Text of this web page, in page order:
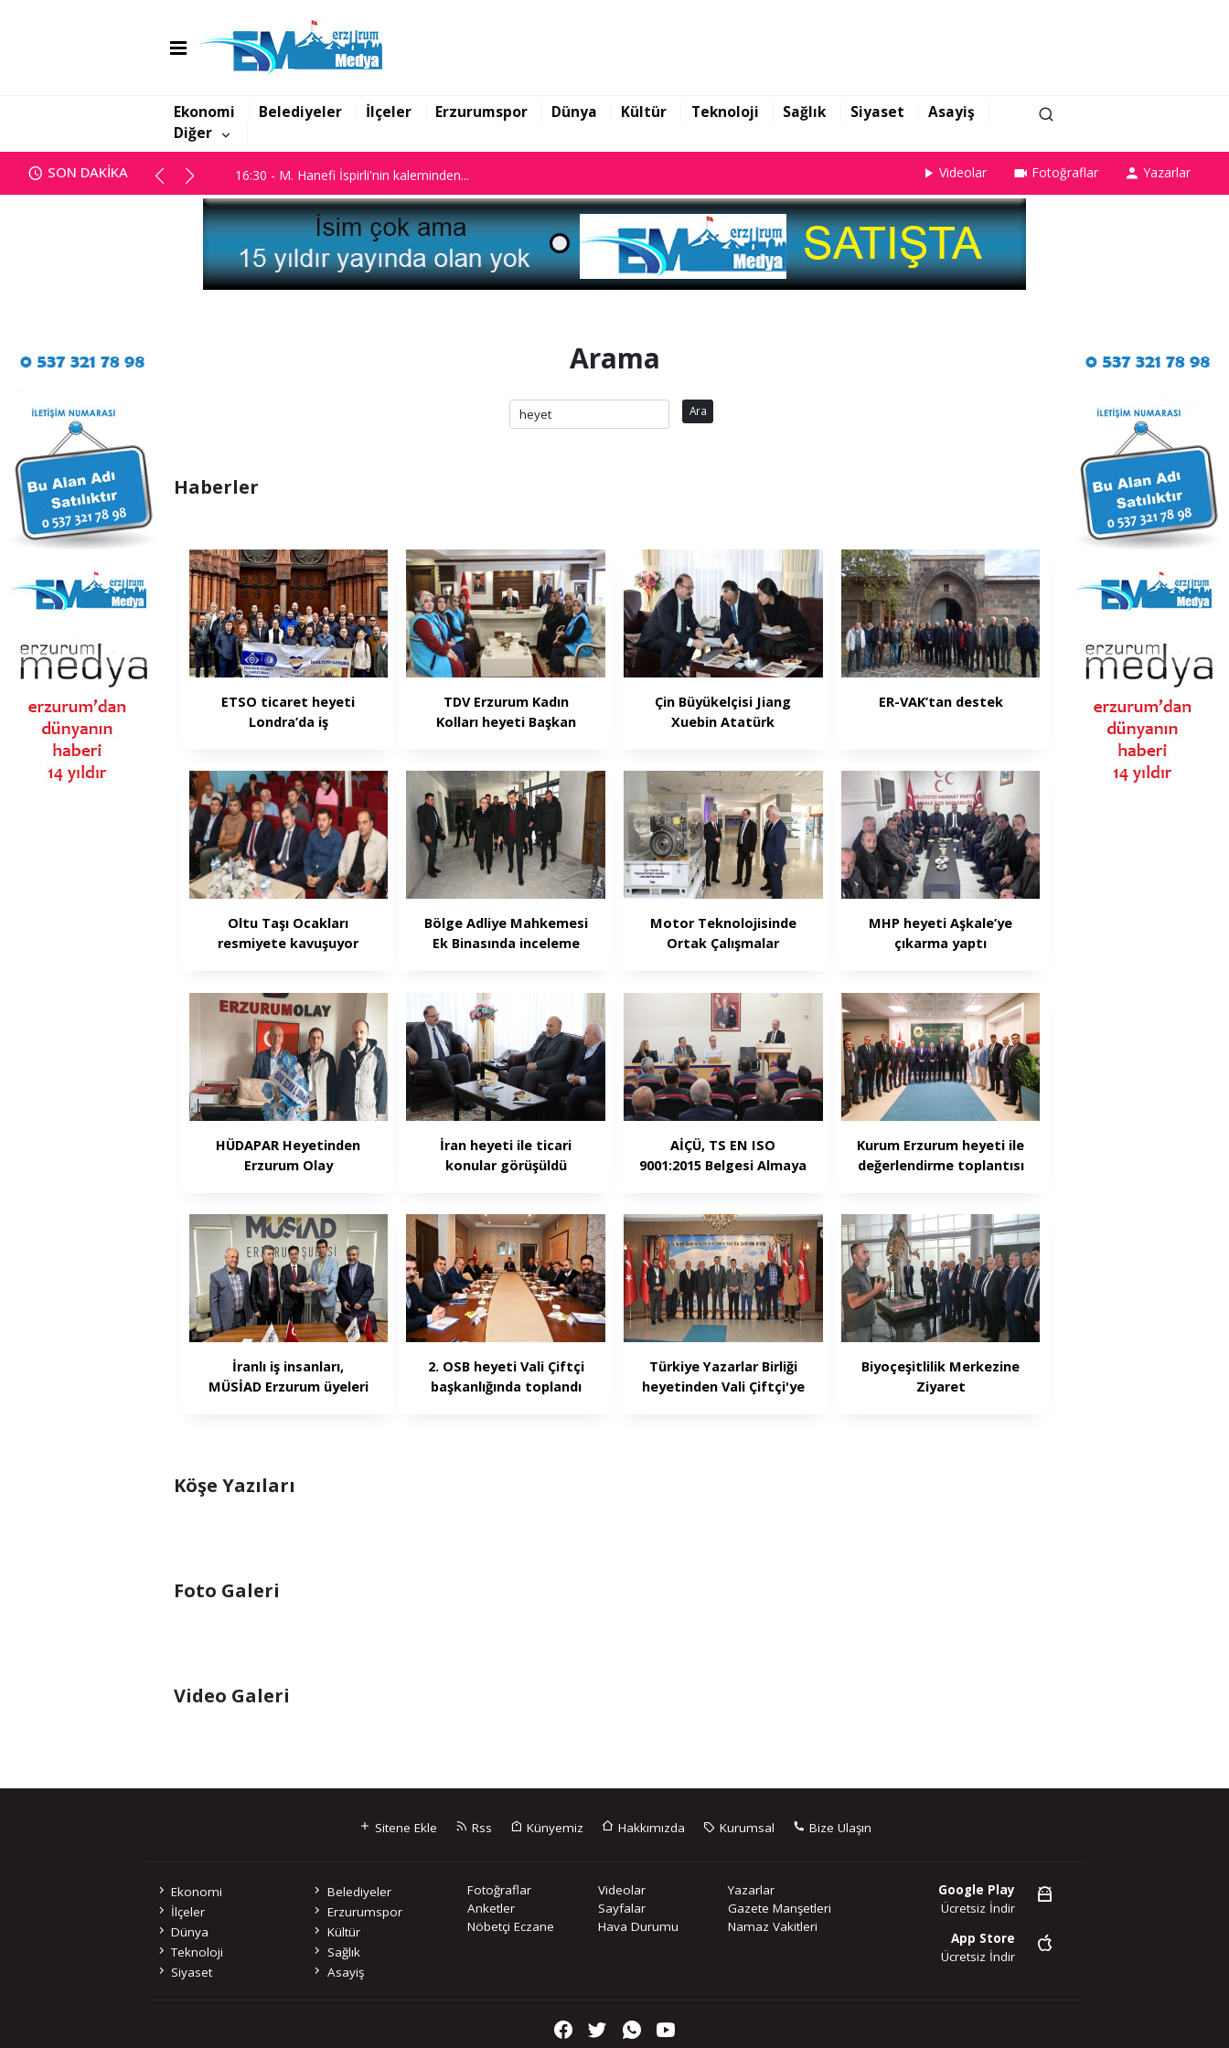
Ekonomi Belediyeler İlçeler Erzurumspor Dünya Kültür Teknoloji Sağlık Siyaset
Asayiş
Diğer
SON DAKİKA
16:06 - Görbil Özcan partisinden istifa etti
16:30 - M. Hanefi İspirli'nin kaleminden...
16:30 - M. Hanefi İspirli'nin kaleminden... Videolar Fotoğraflar Yazarlar
Arama
Ara
Haberler
ETSO ticaret heyeti
Londra’da iş
TDV Erzurum Kadın
Kolları heyeti Başkan
Çin Büyükelçisi Jiang
Xuebin Atatürk
ER-VAK’tan destek
Oltu Taşı Ocakları
resmiyete kavuşuyor
Bölge Adliye Mahkemesi
Ek Binasında inceleme
Motor Teknolojisinde
Ortak Çalışmalar
MHP heyeti Aşkale’ye
çıkarma yaptı
HÜDAPAR Heyetinden
Erzurum Olay
İran heyeti ile ticari
konular görüşüldü
AİÇÜ, TS EN ISO
9001:2015 Belgesi Almaya
Kurum Erzurum heyeti ile
değerlendirme toplantısı
İranlı iş insanları,
MÜSİAD Erzurum üyeleri
2. OSB heyeti Vali Çiftçi
başkanlığında toplandı
Türkiye Yazarlar Birliği
heyetinden Vali Çiftçi'ye
Biyoçeşitlilik Merkezine
Ziyaret
Köşe Yazıları
Foto Galeri
Video Galeri
Sitene Ekle Rss Künyemiz Hakkımızda Kurumsal Bize Ulaşın
Ekonomi
Belediyeler
İlçeler
Erzurumspor
Dünya
Kültür
Teknoloji
Sağlık
Siyaset
Asayiş
Fotoğraflar Videolar
Yazarlar
Anketler
Sayfalar
Gazete Manşetleri
Nöbetçi Eczane
Hava Durumu Namaz Vakitleri
Google Play
Ücretsiz İndir
App Store
Ücretsiz İndir